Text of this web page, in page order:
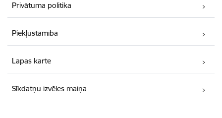
Privātuma politika
Piekļūstamība
Lapas karte
Sīkdatņu izvēles maiņa